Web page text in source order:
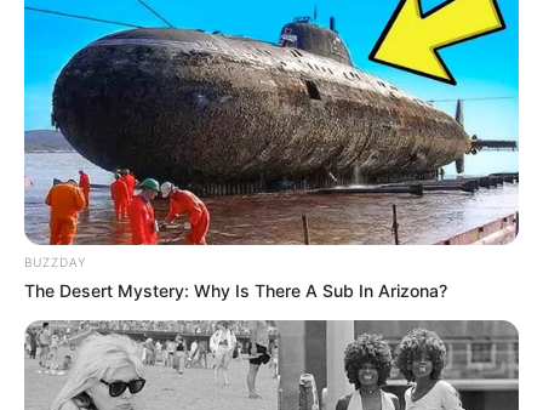
BUZZDAY
The Desert Mystery: Why Is There A Sub In Arizona?